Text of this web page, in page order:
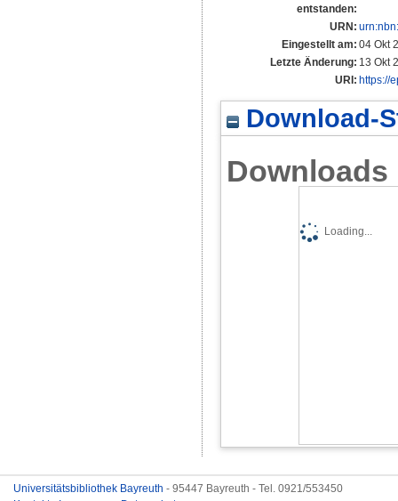
entstanden:
URN:
Eingestellt am: 04 Okt
Letzte Änderung: 13 Okt
URI: https://
Download-
Downloads
Loading...
Universitätsbibliothek Bayreuth - 95447 Bayreuth - Tel. 0921/553450